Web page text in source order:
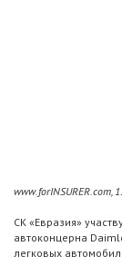
www.forINSURER.com,
СК «Евразия»
автоконцерна
легковых